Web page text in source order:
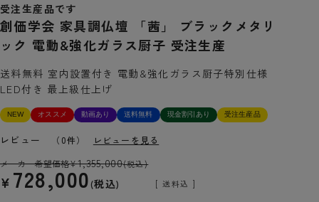
受注生産品です
創価学会 家具調仏壇 「茜」 ブラックメタリ
ック 電動&強化ガラス厨子 受注生産
送料無料 室内設置付き 電動&強化ガラス厨子特別仕様
LED付き 最上級仕上げ
NEW オススメ 動画あり 送料無料 現金割引あり 受注生産品
レビュー （0件）
レビューを見る
メーカー希望価格¥1,355,000(税込)
¥ 728,000 税込 送料込